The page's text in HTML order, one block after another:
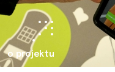
o projektu